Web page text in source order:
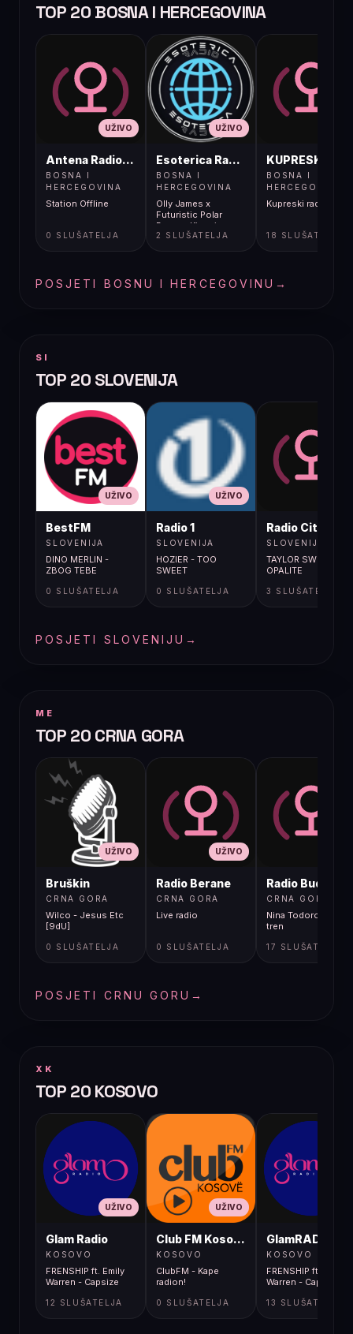
TOP 20 BOSNA I HERCEGOVINA
UŽIVO
Antena Radio, Jelah Tešanj
BOSNA I
HERCEGOVINA
Station Offline
0 SLUŠATELJA
UŽIVO
Esoterica Radio S1
BOSNA I
HERCEGOVINA
Olly James x
Futuristic Polar
Bears - Kingpin
2 SLUŠATELJA
BOSNA I
HERCEGOVINA
Kupreski radio
18 SLUŠATELJA
POSJETI BOSNU I HERCEGOVINU →
SI
TOP 20 SLOVENIJA
UŽIVO
BestFM
SLOVENIJA
DINO MERLIN -
ZBOG TEBE
0 SLUŠATELJA
UŽIVO
Radio 1
SLOVENIJA
HOZIER - TOO
SWEET
0 SLUŠATELJA
Radio City
SLOVENIJA
TAYLOR SWIFT /
OPALITE
3 SLUŠATELJA
POSJETI SLOVENIJU →
ME
TOP 20 CRNA GORA
UŽIVO
Bruškin
CRNA GORA
Wilco - Jesus Etc
[9dU]
0 SLUŠATELJA
UŽIVO
Radio Berane
CRNA GORA
Live radio
0 SLUŠATELJA
Radio Budva
CRNA GORA
Nina Todorovic -
tren
17 SLUŠATELJA
POSJETI CRNU GORU →
XK
TOP 20 KOSOVO
UŽIVO
Glam Radio
KOSOVO
FRENSHIP ft. Emily
Warren - Capsize
12 SLUŠATELJA
UŽIVO
Club FM Kosovë
KOSOVO
ClubFM - Kape
radion!
0 SLUŠATELJA
GlamRADIO
KOSOVO
FRENSHIP ft. Emily
Warren - Capsize
13 SLUŠATELJA